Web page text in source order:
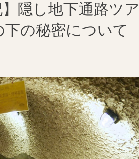
】隠し地下通路ツア
の秘密について